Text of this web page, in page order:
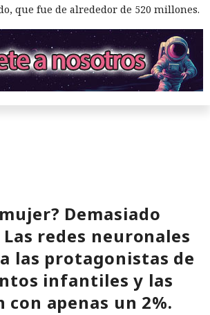
que fue de alrededor de 520 millones.
impune: detenido el
espera sentencia en
una celda.
Demasiado
redes neuronales
las protagonistas de
infantiles y las
con apenas un 2%.